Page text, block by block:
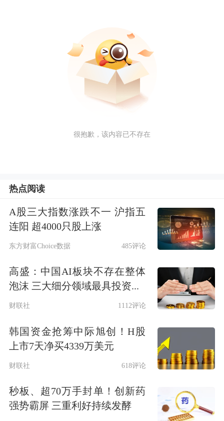
很抱歉，该内容已不存在
热点阅读
A股三大指数涨跌不一 沪指五
连阳 超4000只股上涨
东方财富Choice数据 485评论
高盛：中国AI板块不存在整体
泡沫 三大细分领域最具投资...
财联社 1112评论
韩国资金抢筹中际旭创！H股
上市7天净买4339万美元
财联社 618评论
秒板、超70万手封单！创新药
强势霸屏 三重利好持续发酵